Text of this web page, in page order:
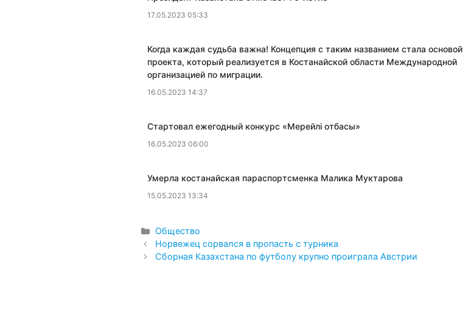
17.05.2023 05:33
Когда каждая судьба важна! Концепция с таким названием стала основой
проекта, который реализуется в Костанайской области Международной
организацией по миграции.
16.05.2023 14:37
​Стартовал ежегодный конкурс «Мерейлi отбасы»
16.05.2023 06:00
​Умерла костанайская параспортсменка Малика Муктарова
15.05.2023 13:34
Рубрики
Общество
Норвежец сорвался в пропасть с турника
Сборная Казахстана по футболу крупно проиграла Австрии